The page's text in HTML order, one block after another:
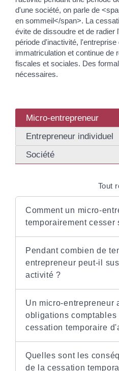
d'une société, on parle de
en sommeil</span>. La
évite de dissoudre et de radier
période d'inactivité,
immatriculation et continue de
fiscales et sociales. Des
nécessaires.
Micro-entrepreneur
Entrepreneur individuel
Société
Tout
Comment un micro-
temporairement cesser
Pendant combien de
entrepreneur peut-il
activité ?
Un micro-entrepreneur
obligations comptables
cessation temporaire
Quelles sont les
de la cessation